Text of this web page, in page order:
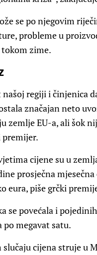
se po njegovim
probleme u
zime.
regiji i činjenica
značajan neto
zemlje EU-a, ali šok
premijer.
cijene su u
prosječna
eura, piše grčki
se povećala i
po megavat satu.
cijena struje u